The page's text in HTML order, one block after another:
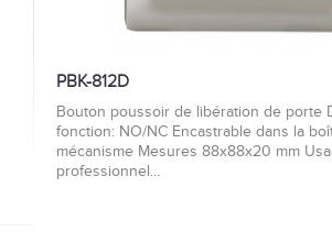
PBK-812D
Bouton poussoir de libération de porte
fonction: NO/NC Encastrable dans la
mécanisme Mesures 88x88x20 mm
professionnel...